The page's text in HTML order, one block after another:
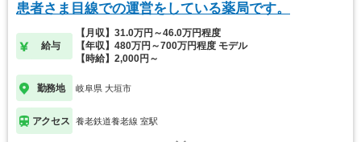
患者さま目線での運営をしている薬局です。
給与
【月収】31.0万円～46.0万円程度
【年収】480万円～700万円程度 モデル
【時給】2,000円～
勤務地 岐阜県 大垣市
アクセス 養老鉄道養老線 室駅